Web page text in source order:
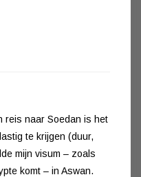
reis naar Soedan is het
te krijgen (duur,
mijn visum – zoals
komt – in Aswan.